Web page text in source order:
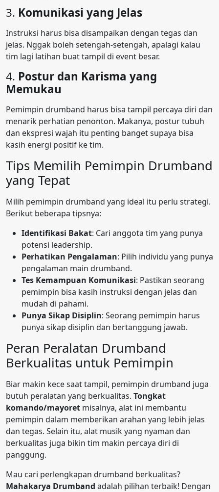
3. Komunikasi yang Jelas
Instruksi harus bisa disampaikan dengan tegas dan
jelas. Nggak boleh setengah-setengah, apalagi kalau
tim lagi latihan buat tampil di event besar.
4. Postur dan Karisma yang
Memukau
Pemimpin drumband harus bisa tampil percaya diri dan
menarik perhatian penonton. Makanya, postur tubuh
dan ekspresi wajah itu penting banget supaya bisa
kasih energi positif ke tim.
Tips Memilih Pemimpin Drumband
yang Tepat
Milih pemimpin drumband yang ideal itu perlu strategi.
Berikut beberapa tipsnya:
Identifikasi Bakat: Cari anggota tim yang punya
potensi leadership.
Perhatikan Pengalaman: Pilih individu yang punya
pengalaman main drumband.
Tes Kemampuan Komunikasi: Pastikan seorang
pemimpin bisa kasih instruksi dengan jelas dan
mudah di pahami.
Punya Sikap Disiplin: Seorang pemimpin harus
punya sikap disiplin dan bertanggung jawab.
Peran Peralatan Drumband
Berkualitas untuk Pemimpin
Biar makin kece saat tampil, pemimpin drumband juga
butuh peralatan yang berkualitas. Tongkat
komando/mayoret misalnya, alat ini membantu
pemimpin dalam memberikan arahan yang lebih jelas
dan tegas. Selain itu, alat musik yang nyaman dan
berkualitas juga bikin tim makin percaya diri di
panggung.
Mau cari perlengkapan drumband berkualitas?
Mahakarya Drumband adalah pilihan terbaik! Dengan